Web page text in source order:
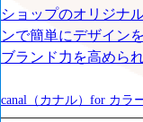
ショップのオリジナ
ンで簡単にデザイン
ブランド力を高められ
canal（カナル）for カラ